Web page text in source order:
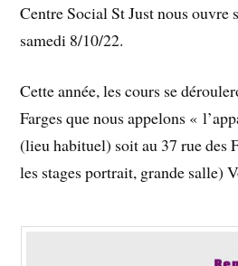
Centre Social St Just nous ouvre
samedi 8/10/22.
Cette année, les cours se
Farges que nous appelons «
(lieu habituel) soit au 37 rue des
les stages portrait, grande salle)